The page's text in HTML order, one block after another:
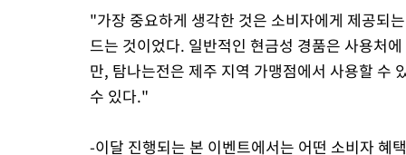
"가장 중요하게 생각한 것은 소비자에게 제공되
드는 것이었다. 일반적인 현금성 경품은 사용처
만, 탐나는전은 제주 지역 가맹점에서 사용할 수
수 있다."
-이달 진행되는 본 이벤트에서는 어떤 소비자 혜